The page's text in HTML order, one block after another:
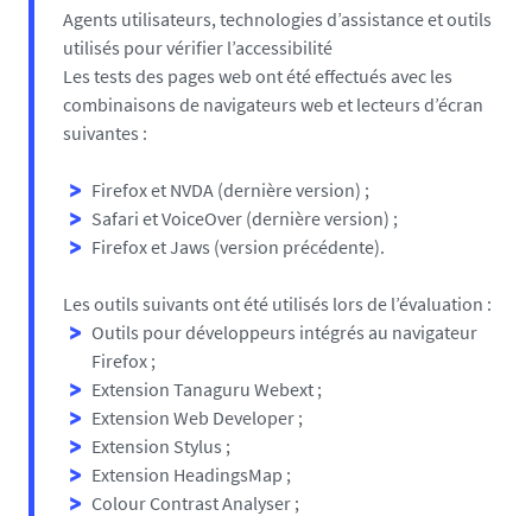
Agents utilisateurs, technologies d’assistance et outils
utilisés pour vérifier l’accessibilité
Les tests des pages web ont été effectués avec les
combinaisons de navigateurs web et lecteurs d’écran
suivantes :
Firefox et NVDA (dernière version) ;
Safari et VoiceOver (dernière version) ;
Firefox et Jaws (version précédente).
Les outils suivants ont été utilisés lors de l’évaluation :
Outils pour développeurs intégrés au navigateur
Firefox ;
Extension Tanaguru Webext ;
Extension Web Developer ;
Extension Stylus ;
Extension HeadingsMap ;
Colour Contrast Analyser ;